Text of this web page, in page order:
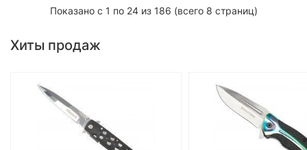
Показано с 1 по 24 из 186 (всего 8 страниц)
Хиты продаж